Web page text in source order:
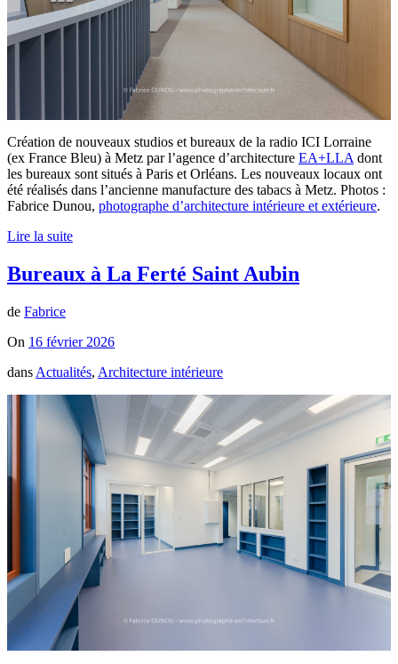
Création de nouveaux studios et bureaux de la radio ICI Lorraine
(ex France Bleu) à Metz par l’agence d’architecture EA+LLA dont
les bureaux sont situés à Paris et Orléans. Les nouveaux locaux ont
été réalisés dans l’ancienne manufacture des tabacs à Metz. Photos :
Fabrice Dunou, photographe d’architecture intérieure et extérieure.
Lire la suite
Bureaux à La Ferté Saint Aubin
de Fabrice
On 16 février 2026
dans Actualités, Architecture intérieure